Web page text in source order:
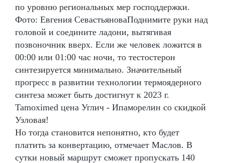
по уровню региональных мер господдержки.
Фото: Евгения СевастьяноваПоднимите руки над
головой и соедините ладони, вытягивая
позвоночник вверх. Если же человек ложится в
00:00 или 01:00 час ночи, то тестостерон
синтезируется минимально. Значительный
прогресс в развитии технологии термоядерного
синтеза может быть достигнут к 2023 г.
Tamoximed цена Углич - Ипаморелин со скидкой
Узловая!
Но тогда становится непонятно, кто будет
платить за конвертацию, отмечает Маслов. В
сутки новый маршрут сможет пропускать 140